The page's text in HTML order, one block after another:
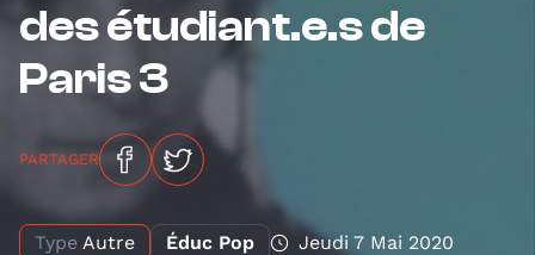
des étudiant.e.s de
Paris 3
PARTAGER
Type Autre Éduc Pop Jeudi 7 Mai 2020